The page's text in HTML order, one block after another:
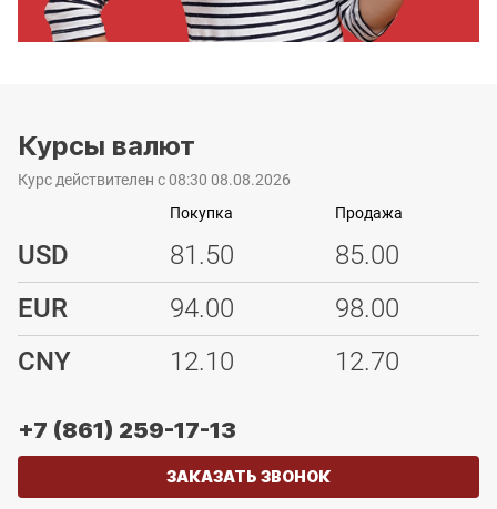
Курсы валют
Курс действителен с 08:30 08.08.2026
USD
Покупка
81.50
Продажа
85.00
EUR
94.00
98.00
CNY
12.10 12.70
+7 (861) 259-17-13
ЗАКАЗАТЬ ЗВОНОК